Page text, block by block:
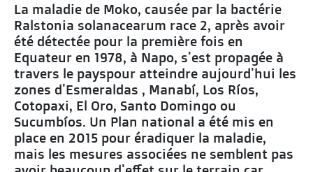
La maladie de Moko, causée par la bactérie
Ralstonia solanacearum race 2, après avoir
été détectée pour la première fois en
Equateur en 1978, à Napo, s'est propagée à
travers le payspour atteindre aujourd'hui les
zones d'Esmeraldas , Manabí, Los Ríos,
Cotopaxi, El Oro, Santo Domingo ou
Sucumbíos. Un Plan national a été mis en
place en 2015 pour éradiquer la maladie,
mais les mesures associées ne semblent pas